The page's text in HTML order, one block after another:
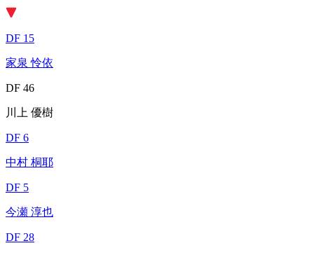
DF 15
家泉 怜依
DF 46
川上 優樹
DF 6
中村 桐耶
DF 5
今瀬 淳也
DF 28